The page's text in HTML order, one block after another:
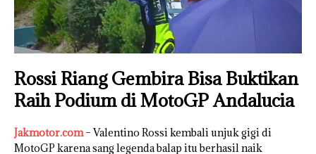
Rossi Riang Gembira Bisa Buktikan
Raih Podium di MotoGP Andalucia
Jakmotor.com– Valentino Rossi kembali unjuk gigi di
MotoGP karena sang legenda balap itu berhasil naik